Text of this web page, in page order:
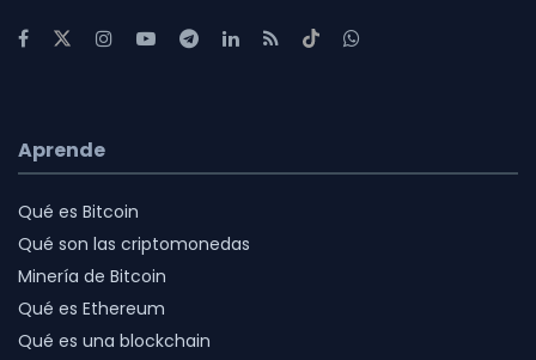
Aprende
Qué es Bitcoin
Qué son las criptomonedas
Minería de Bitcoin
Qué es Ethereum
Qué es una blockchain